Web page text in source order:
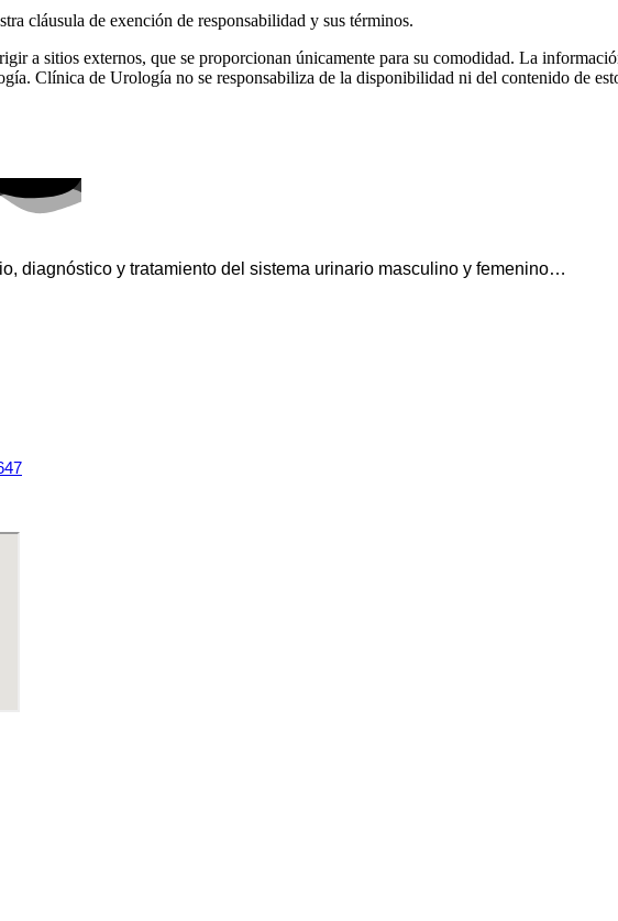
cláusula de exención de responsabilidad y sus términos.
a sitios externos, que se proporcionan únicamente para su comodidad. La
Clínica de Urología no se responsabiliza de la disponibilidad ni del contenido de
diagnóstico y tratamiento del sistema urinario masculino y femenino…